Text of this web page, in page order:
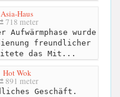
Asia-Haus
718 meter
Aufwärmphase wurde
freundlicher
das Mit...
Hot Wok
891 meter
Geschäft.